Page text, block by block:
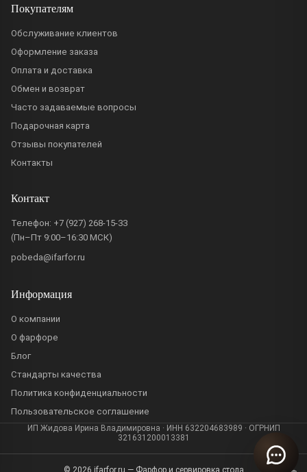
Покупателям
Обслуживание клиентов
Оформление заказа
Оплата и доставка
Обмен и возврат
Часто задаваемые вопросы
Подарочная карта
Отзывы покупателей
Контакты
Контакт
Телефон: +7 (927) 268-15-33
(Пн–Пт 9:00–16:30 МСК)
pobeda@ifarfor.ru
Информация
О компании
О фарфоре
Блог
Стандарты качества
Политика конфиденциальности
Пользовательское соглашение
ИП Жидова Ирина Владимировна · ИНН 632204683989 · ОГРНИП
321631200013381
© 2026 ifarfor.ru — Фарфор и сервировка стола